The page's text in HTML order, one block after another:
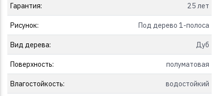
Гарантия: 25 лет
Рисунок: Под дерево 1-полоса
Вид дерева: Дуб
Поверхность: полуматовая
Влагостойкость: водостойкий